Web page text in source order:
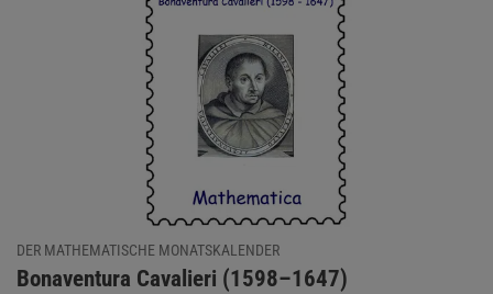
DER MATHEMATISCHE MONATSKALENDER
:
Bonaventura Cavalieri (1598–1647)